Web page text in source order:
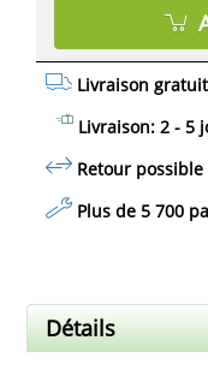
Livraison
Livraison: 2 - 5
Retour
Plus de 5 700
Détails